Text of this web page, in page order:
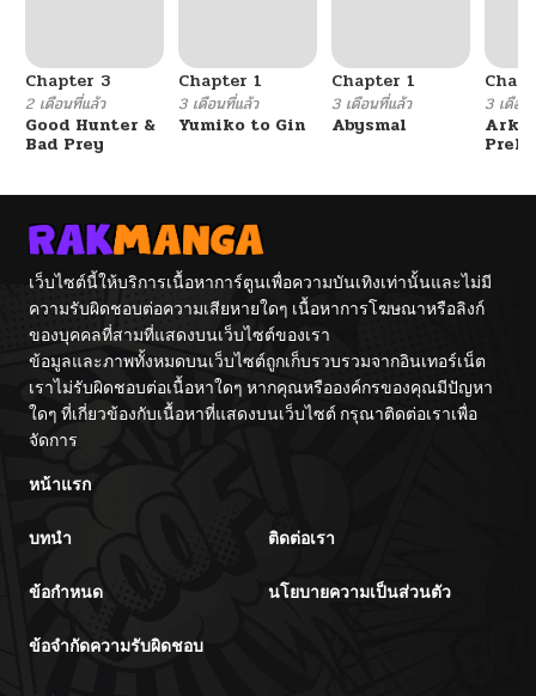
Chapter 3
2 เดือนที่แล้ว
Good Hunter &
Bad Prey
Chapter 1
3 เดือนที่แล้ว
Yumiko to Gin
Chapter 1
3 เดือนที่แล้ว
Abysmal
3 เดือน
เว็บไซต์นี้ให้บริการเนื้อหาการ์ตูนเพื่อความบันเทิงเท่านั้นและไม่มี
ความรับผิดชอบต่อความเสียหายใดๆ เนื้อหาการโฆษณาหรือลิงก์
ของบุคคลที่สามที่แสดงบนเว็บไซต์ของเรา
ข้อมูลและภาพทั้งหมดบนเว็บไซต์ถูกเก็บรวบรวมจากอินเทอร์เน็ต
เราไม่รับผิดชอบต่อเนื้อหาใดๆ หากคุณหรือองค์กรของคุณมีปัญหา
ใดๆ ที่เกี่ยวข้องกับเนื้อหาที่แสดงบนเว็บไซต์ กรุณาติดต่อเราเพื่อ
จัดการ
หน้าแรก
บทนำ ติดต่อเรา
ข้อกำหนด นโยบายความเป็นส่วนตัว
ข้อจำกัดความรับผิดชอบ